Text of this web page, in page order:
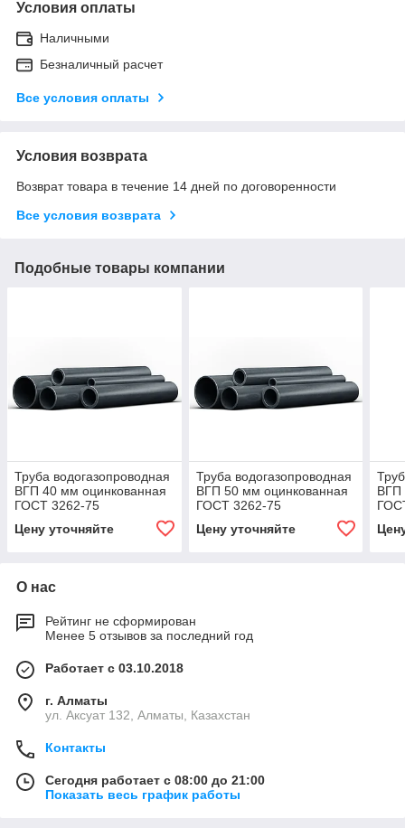
Условия оплаты
Наличными
Безналичный расчет
Все условия оплаты
Условия возврата
Возврат товара в течение 14 дней по договоренности
Все условия возврата
Подобные товары компании
Труба водогазопроводная
ВГП 40 мм оцинкованная
ГОСТ 3262-75
Цену уточняйте
Труба водогазопроводная
ВГП 50 мм оцинкованная
ГОСТ 3262-75
Цену уточняйте
ВГП
О нас
Рейтинг не сформирован
Менее 5 отзывов за последний год
Работает с 03.10.2018
г. Алматы
ул. Аксуат 132, Алматы, Казахстан
Контакты
Сегодня работает с 08:00 до 21:00
Показать весь график работы